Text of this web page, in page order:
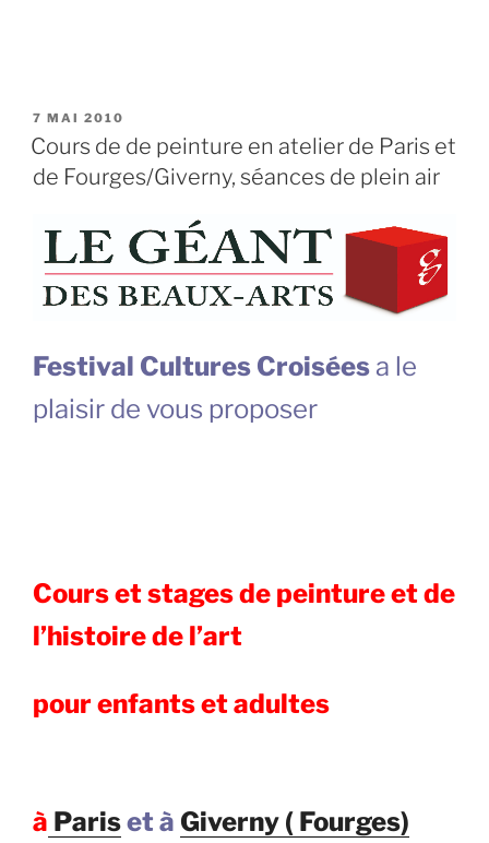
PUBLIÉ
LE
7 MAI 2010
Cours de de peinture en atelier de Paris et
de Fourges/Giverny, séances de plein air
Festival Cultures Croisées a le
plaisir de vous proposer
Cours et stages de peinture et de
l’histoire de l’art
pour enfants et adultes
à Pariset à Giverny ( Fourges)